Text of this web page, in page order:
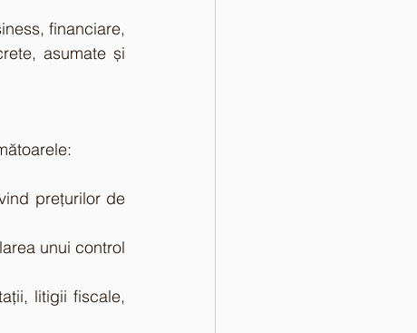
financiare,
asumate și
prețurilor de
unui control
litigii fiscale,